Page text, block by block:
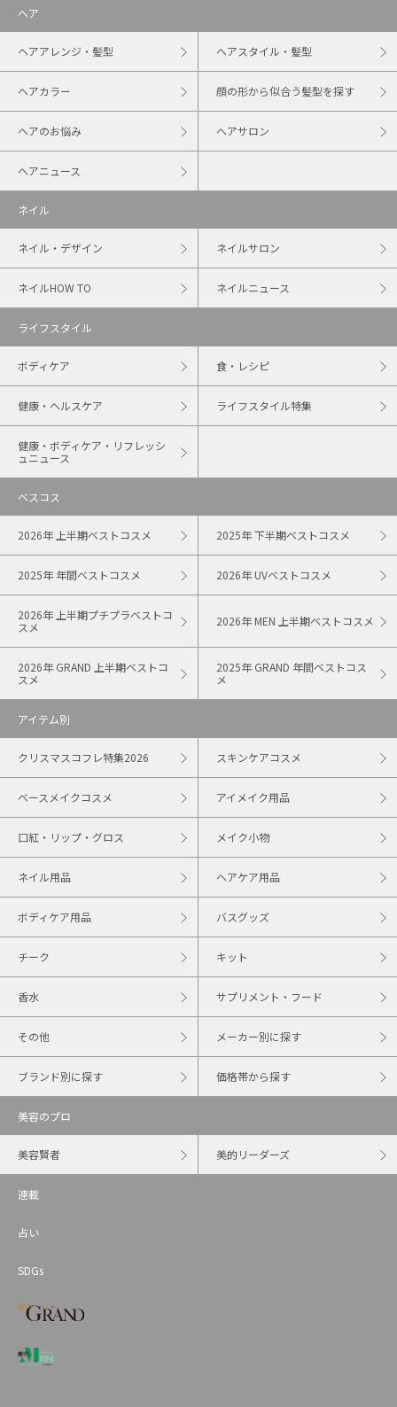
ヘア
ヘアアレンジ・髪型 ヘアスタイル・髪型
ヘアカラー 顔の形から似合う髪型を探す
ヘアのお悩み ヘアサロン
ヘアニュース
ネイル
ネイル・デザイン ネイルサロン
ネイルHOW TO ネイルニュース
ライフスタイル
ボディケア 食・レシピ
健康・ヘルスケア ライフスタイル特集
健康・ボディケア・リフレッシ
ュニュース
ベスコス
2026年 上半期ベストコスメ 2025年 下半期ベストコスメ
2025年 年間ベストコスメ 2026年 UVベストコスメ
2026年 上半期プチプラベストコ
スメ
2026年 MEN 上半期ベストコスメ
2026年 GRAND 上半期ベストコ
スメ
2025年 GRAND 年間ベストコス
メ
アイテム別
クリスマスコフレ特集2026 スキンケアコスメ
ベースメイクコスメ アイメイク用品
口紅・リップ・グロス メイク小物
ネイル用品 ヘアケア用品
ボディケア用品 バスグッズ
チーク キット
香水 サプリメント・フード
その他 メーカー別に探す
ブランド別に探す 価格帯から探す
美容のプロ
美容賢者 美的リーダーズ
連載
占い
SDGs